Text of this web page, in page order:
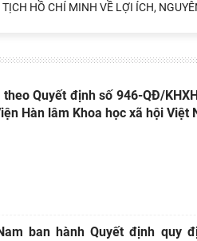
HỒ CHÍ MINH VỀ LỢI ÍCH, NGUYÊN
Quyết định số 946-QĐ/
Hàn lâm Khoa học xã hội Việt
ban hành Quyết định quy